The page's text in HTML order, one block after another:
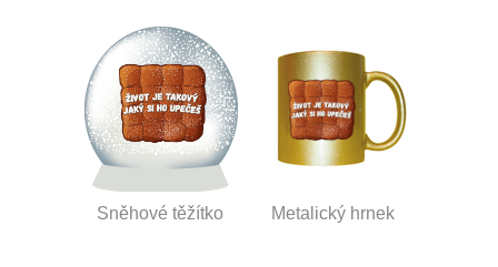
Sněhové těžítko Metalický hrnek